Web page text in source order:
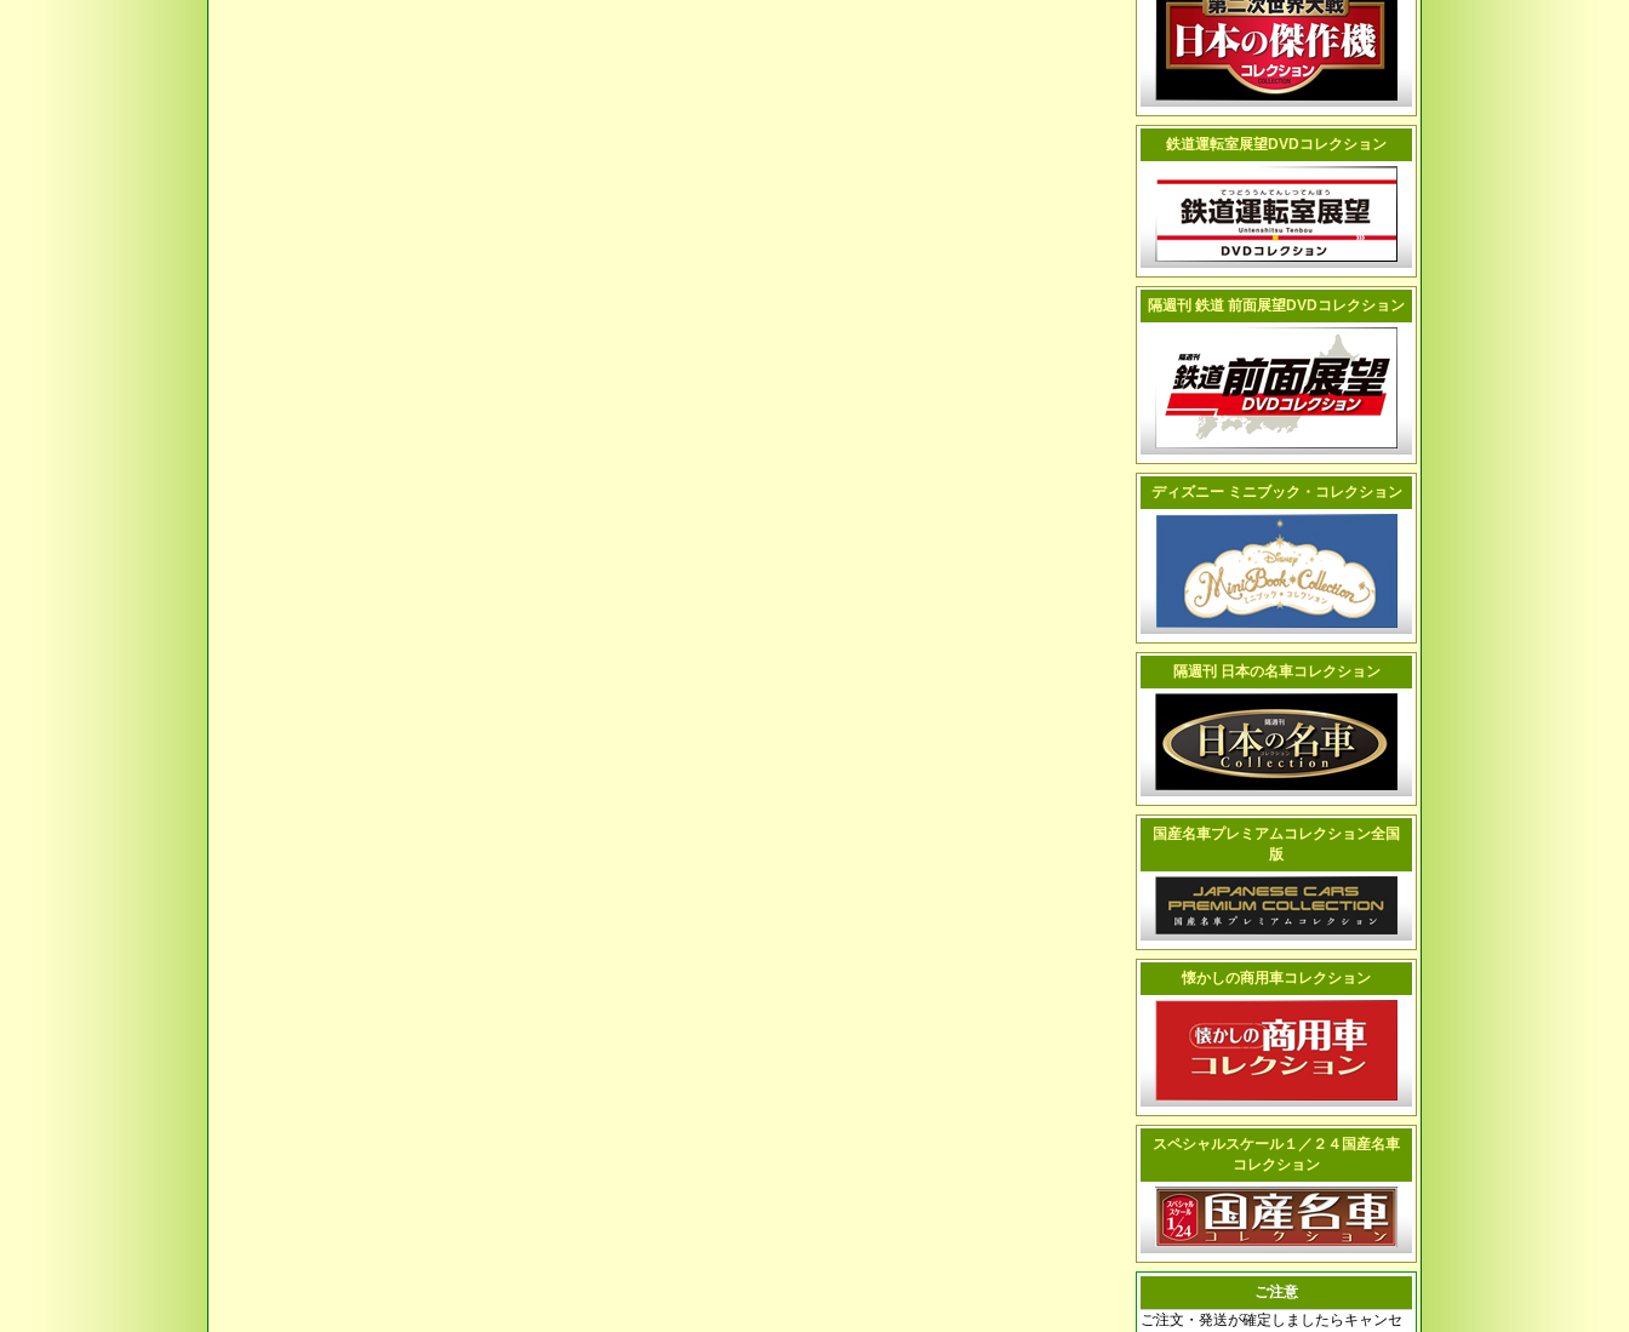
鉄道運転室展望DVDコレクション
隔週刊 鉄道 前面展望DVDコレクション
ディズニー ミニブック・コレクション
隔週刊 日本の名車コレクション
国産名車プレミアムコレクション全国
版
懐かしの商用車コレクション
スペシャルスケール１／２４国産名車
コレクション
ご注意
ご注文・発送が確定しましたらキャンセ